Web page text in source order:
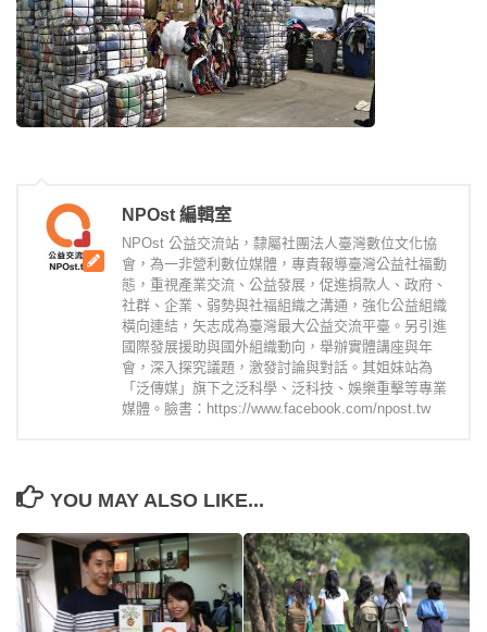
NPOst 編輯室
NPOst 公益交流站，隸屬社團法人臺灣數位文化協
會，為一非營利數位媒體，專責報導臺灣公益社福動
態，重視產業交流、公益發展，促進捐款人、政府、
社群、企業、弱勢與社福組織之溝通，強化公益組織
橫向連結，矢志成為臺灣最大公益交流平臺。另引進
國際發展援助與國外組織動向，舉辦實體講座與年
會，深入探究議題，激發討論與對話。其姐妹站為
「泛傳媒」旗下之泛科學、泛科技、娛樂重擊等專業
媒體。臉書：https://www.facebook.com/npost.tw
YOU MAY ALSO LIKE...